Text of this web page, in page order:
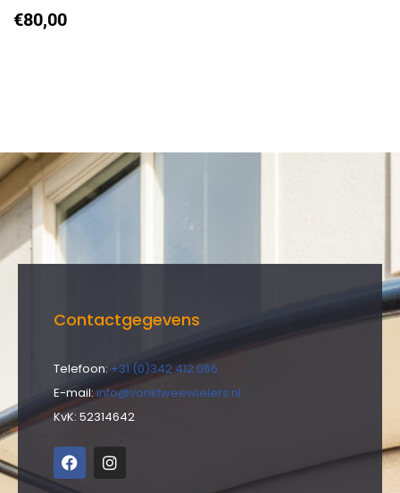
€80,00
Contactgegevens
Telefoon: +31 (0)342 412 066
E-mail:info@vonktweewielers.nl
KvK: 52314642